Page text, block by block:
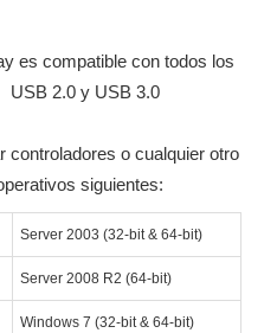
es compatible con todos los
2.0 y USB 3.0
controladores o cualquier otro
siguientes:
Server 2003 (32-bit & 64-bit)
Server 2008 R2 (64-bit)
Windows 7 (32-bit & 64-bit)